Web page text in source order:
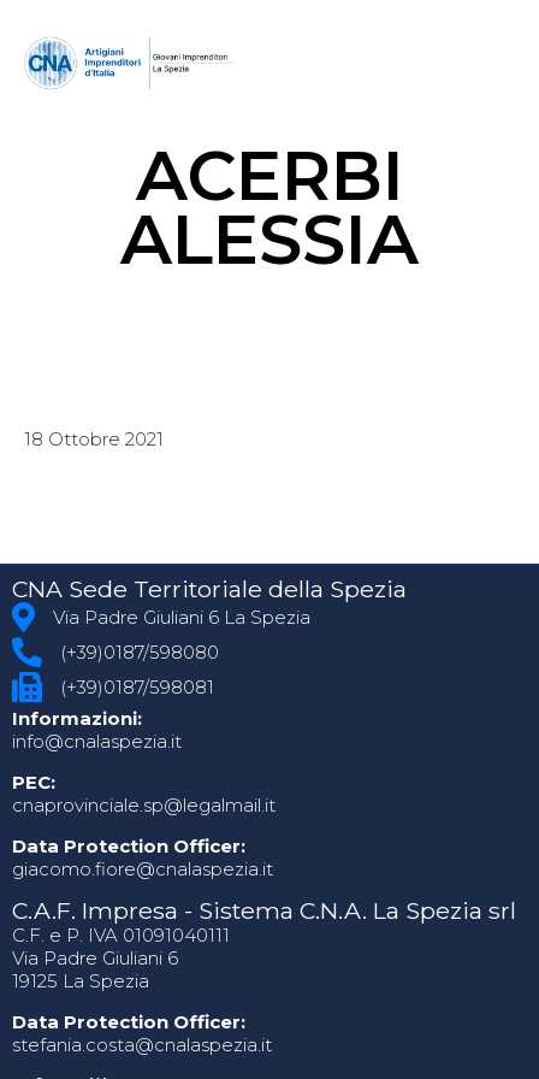
ACERBI
ALESSIA
18 Ottobre 2021
CNA Sede Territoriale della Spezia
Via Padre Giuliani 6 La Spezia
(+39)0187/598080
(+39)0187/598081
Informazioni:
info@cnalaspezia.it
PEC:
cnaprovinciale.sp@legalmail.it
Data Protection Officer:
giacomo.fiore@cnalaspezia.it
C.A.F. Impresa - Sistema C.N.A. La Spezia srl
C.F. e P. IVA 01091040111
Via Padre Giuliani 6
19125 La Spezia
Data Protection Officer:
stefania.costa@cnalaspezia.it